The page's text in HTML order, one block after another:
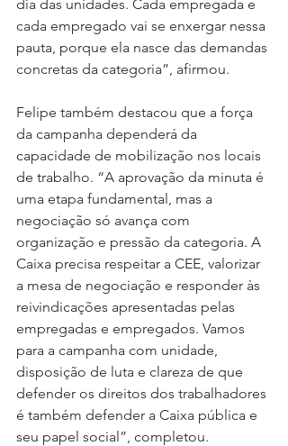
dia das unidades. Cada empregada e
cada empregado vai se enxergar nessa
pauta, porque ela nasce das demandas
concretas da categoria”, afirmou.
Felipe também destacou que a força
da campanha dependerá da
capacidade de mobilização nos locais
de trabalho. “A aprovação da minuta é
uma etapa fundamental, mas a
negociação só avança com
organização e pressão da categoria. A
Caixa precisa respeitar a CEE, valorizar
a mesa de negociação e responder às
reivindicações apresentadas pelas
empregadas e empregados. Vamos
para a campanha com unidade,
disposição de luta e clareza de que
defender os direitos dos trabalhadores
é também defender a Caixa pública e
seu papel social”, completou.